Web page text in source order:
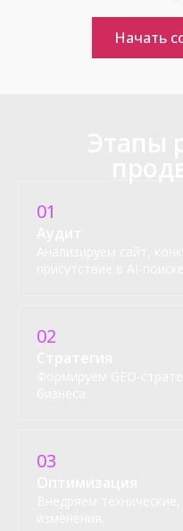
Начать
01
02
03